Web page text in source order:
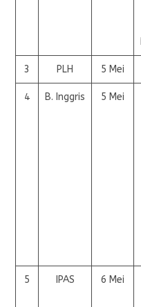
3 PLH 5 Mei
4 B. Inggris 5 Mei
5 IPAS 6 Mei